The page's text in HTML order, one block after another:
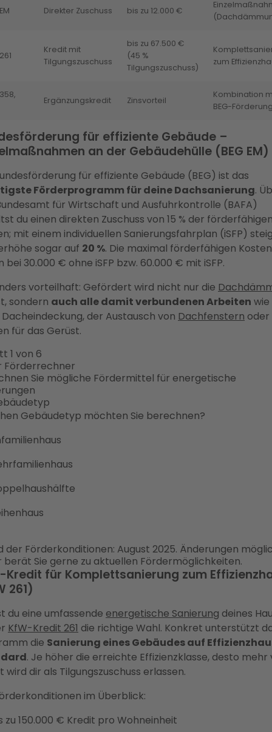
Direkter Zuschuss bis zu 12.000 €
Kredit mit
Tilgungszuschuss
bis zu 67.500 €
(45 %
Tilgungszuschuss)
zum
Ergänzungskredit Zinsvorteil
Kombination
BEG-
für effiziente Gebäude –
an der Gebäudehülle (BEG EM)
für effiziente Gebäude (BEG) ist das
Förderprogramm für deine Dachsanierung.
für Wirtschaft und Ausfuhrkontrolle (BAFA)
du einen direkten Zuschuss von 15 % der
mit einem individuellen Sanierungsfahrplan (iSFP)
sogar auf 20 %. Die maximal förderfähigen Kosten
bei 30.000 € ohne iSFP bzw. 60.000 € mit iSFP.
vorteilhaft: Gefördert wird nicht nur die
sondern auch alle damit verbundenen Arbeiten
der Austausch von Dachfenstern oder
für das Gerüst.
1 von 6
Förderrechner
Sie mögliche Fördermittel für energetische
Gebäudetyp möchten Sie berechnen?
der Förderkonditionen: August 2025. Änderungen
berät Sie gerne zu aktuellen Fördermöglichkeiten.
Kredit für Komplettsanierung zum
261)
du eine umfassende energetische Sanierung deines
KfW-Kredit 261 die richtige Wahl. Konkret unterstützt
die Sanierung eines Gebäudes auf
. Je höher die erreichte Effizienzklasse, desto mehr
wird dir als Tilgungszuschuss erlassen.
im Überblick:
zu 150.000 € Kredit pro Wohneinheit